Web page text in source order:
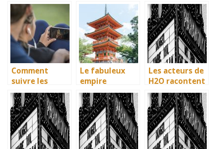
cérémonie des
César?
devenir
comédien
nouvelles idées
à regarder le
soir ?
Comment
suivre les
dernieres
actualites sur
les films?
Le fabuleux
empire
japonais et son
histoire
Les acteurs de
H2O racontent
: comment l’ile
de Mako a pris
vie en
Australie